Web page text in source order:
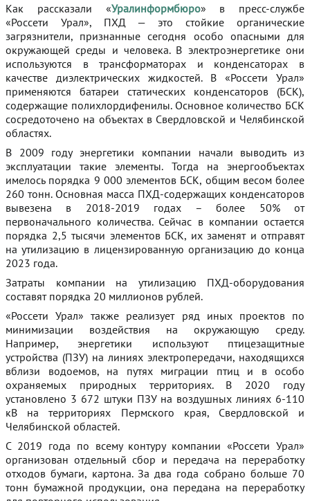
Как рассказали «Уралинформбюро» в пресс-службе
«Россети Урал», ПХД — это стойкие органические
загрязнители, признанные сегодня особо опасными для
окружающей среды и человека. В электроэнергетике они
используются в трансформаторах и конденсаторах в
качестве диэлектрических жидкостей. В «Россети Урал»
применяются батареи статических конденсаторов (БСК),
содержащие полихлордифенилы. Основное количество БСК
сосредоточено на объектах в Свердловской и Челябинской
областях.
В 2009 году энергетики компании начали выводить из
эксплуатации такие элементы. Тогда на энергообъектах
имелось порядка 9 000 элементов БСК, общим весом более
260 тонн. Основная масса ПХД-содержащих конденсаторов
вывезена в 2018-2019 годах – более 50% от
первоначального количества. Сейчас в компании остается
порядка 2,5 тысячи элементов БСК, их заменят и отправят
на утилизацию в лицензированную организацию до конца
2023 года.
Затраты компании на утилизацию ПХД-оборудования
составят порядка 20 миллионов рублей.
«Россети Урал» также реализует ряд иных проектов по
минимизации воздействия на окружающую среду.
Например, энергетики используют птицезащитные
устройства (ПЗУ) на линиях электропередачи, находящихся
вблизи водоемов, на путях миграции птиц и в особо
охраняемых природных территориях. В 2020 году
установлено 3 672 штуки ПЗУ на воздушных линиях 6-110
кВ на территориях Пермского края, Свердловской и
Челябинской областей.
С 2019 года по всему контуру компании «Россети Урал»
организован отдельный сбор и передача на переработку
отходов бумаги, картона. За два года собрано больше 70
тонн бумажной продукции, она передана на переработку